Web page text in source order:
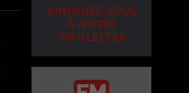
ABONNEZ-VOUS
À NOTRE
INFOLETTRE